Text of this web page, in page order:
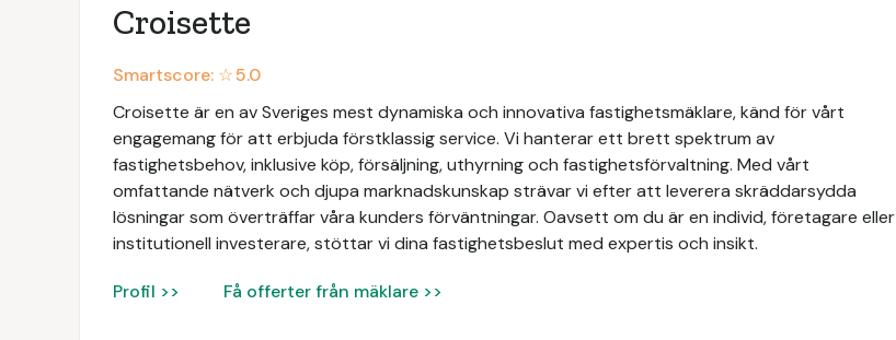
Croisette
Smartscore: ☆5.0
Croisette är en av Sveriges mest dynamiska och innovativa fastighetsmäklare, känd för vårt
engagemang för att erbjuda förstklassig service. Vi hanterar ett brett spektrum av
fastighetsbehov, inklusive köp, försäljning, uthyrning och fastighetsförvaltning. Med vårt
omfattande nätverk och djupa marknadskunskap strävar vi efter att leverera skräddarsydda
lösningar som överträffar våra kunders förväntningar. Oavsett om du är en individ, företagare eller
institutionell investerare, stöttar vi dina fastighetsbeslut med expertis och insikt.
Profil >> Få offerter från mäklare >>